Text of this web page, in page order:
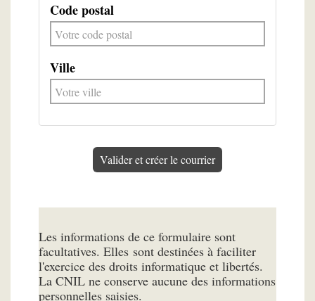
Code postal
Ville
Valider et créer le courrier
Les informations de ce formulaire sont
facultatives. Elles sont destinées à faciliter
l'exercice des droits informatique et libertés.
La CNIL ne conserve aucune des informations
personnelles saisies.